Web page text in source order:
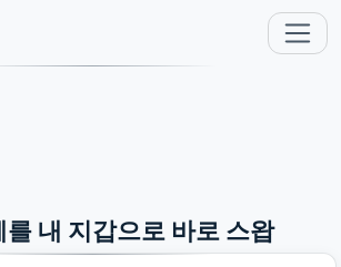
를 내 지갑으로 바로 스왑